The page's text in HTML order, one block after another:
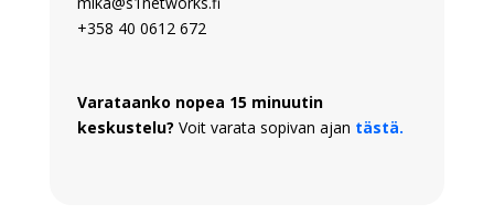
+358 40 0612 672
Varataanko nopea 15 minuutin
keskustelu? Voit varata sopivan ajan tästä.